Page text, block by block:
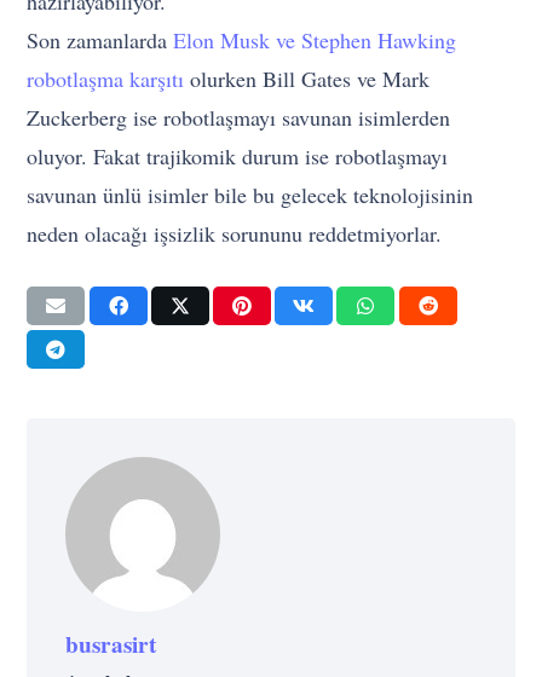
Son zamanlardaElon Musk ve Stephen Hawking
robotlaşma karşıtı olurken Bill Gates ve Mark
Zuckerberg ise robotlaşmayı savunan isimlerden
oluyor. Fakat trajikomik durum ise robotlaşmayı
savunan ünlü isimler bile bu gelecek teknolojisinin
neden olacağı işsizlik sorununu reddetmiyorlar.
busrasirt